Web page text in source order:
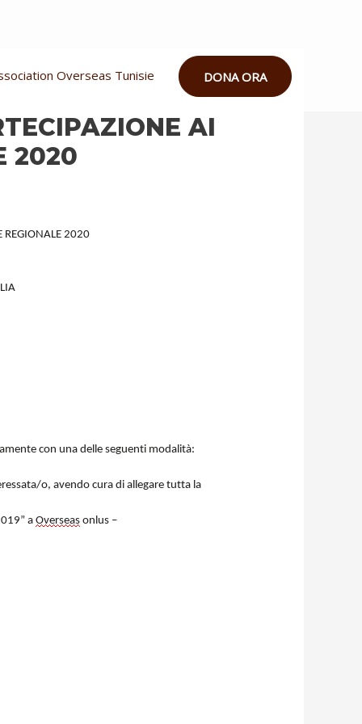
Overseas Tunisie DONA ORA
AI
2020
REGIONALE 2020
con una delle seguenti modalità:
o, avendo cura di allegare tutta la
aOverseas onlus –